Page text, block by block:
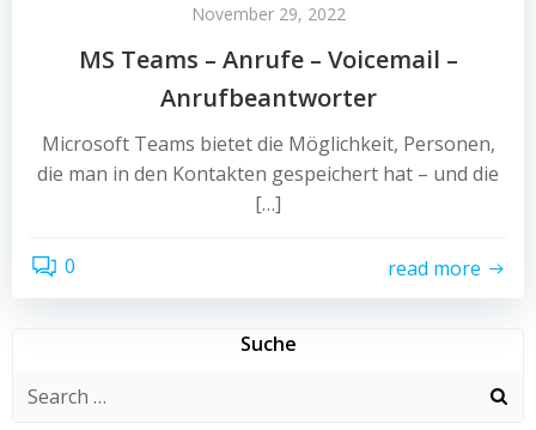
November 29, 2022
MS Teams – Anrufe – Voicemail –
Anrufbeantworter
Microsoft Teams bietet die Möglichkeit, Personen,
die man in den Kontakten gespeichert hat – und die
[…]
0 read more
Suche
Search